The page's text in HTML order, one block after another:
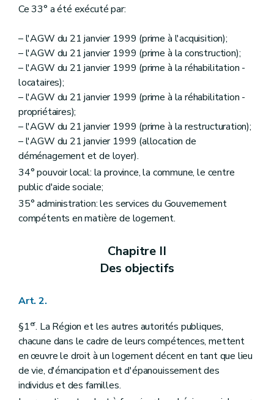
Ce 33° a été exécuté par:
– l'AGW du 21 janvier 1999 (prime à l'acquisition);
– l'AGW du 21 janvier 1999 (prime à la construction);
– l'AGW du 21 janvier 1999 (prime à la réhabilitation -
locataires);
– l'AGW du 21 janvier 1999 (prime à la réhabilitation -
propriétaires);
– l'AGW du 21 janvier 1999 (prime à la restructuration);
– l'AGW du 21 janvier 1999 (allocation de
déménagement et de loyer).
34° pouvoir local: la province, la commune, le centre
public d'aide sociale;
35° administration: les services du Gouvernement
compétents en matière de logement.
Chapitre II
Des objectifs
Art. 2.
§1er. La Région et les autres autorités publiques,
chacune dans le cadre de leurs compétences, mettent
en œuvre le droit à un logement décent en tant que lieu
de vie, d'émancipation et d'épanouissement des
individus et des familles.